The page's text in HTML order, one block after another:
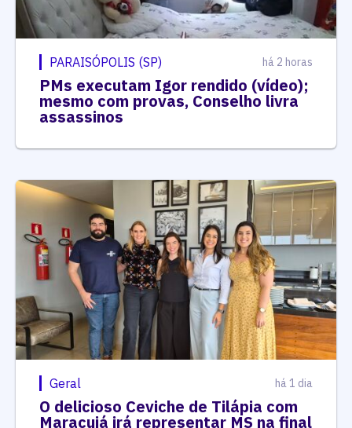
PARAISÓPOLIS (SP) há 2 horas
PMs executam Igor rendido (vídeo);
mesmo com provas, Conselho livra
assassinos
Geral há 1 dia
O delicioso Ceviche de Tilápia com
Maracujá irá representar MS na final